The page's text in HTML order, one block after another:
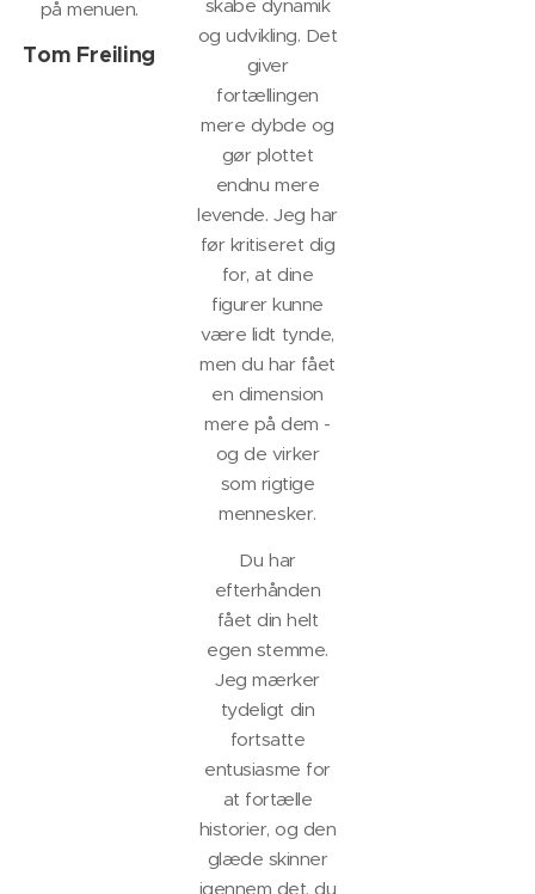
på menuen.
Tom Freiling
skabe dynamik
og udvikling. Det
giver
fortællingen
mere dybde og
gør plottet
endnu mere
levende. Jeg har
før kritiseret dig
for, at dine
figurer kunne
være lidt tynde,
men du har fået
en dimension
mere på dem -
og de virker
som rigtige
mennesker.
Du har
efterhånden
fået din helt
egen stemme.
Jeg mærker
tydeligt din
fortsatte
entusiasme for
at fortælle
historier, og den
glæde skinner
igennem det, du